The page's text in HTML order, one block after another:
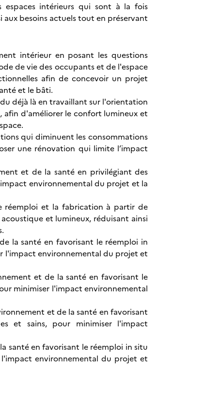
espaces intérieurs qui sont à la fois
besoins actuels tout en préservant
intérieur en posant les questions
de vie des occupants et de l'espace
afin de concevoir un projet
et le bâti.
déjà là en travaillant sur l'orientation
afin d'améliorer le confort lumineux et
qui diminuent les consommations
une rénovation qui limite l’impact
et de la santé en privilégiant des
environnemental du projet et la
réemploi et la fabrication à partir de
et lumineux, réduisant ainsi
la santé en favorisant le réemploi in
l'impact environnemental du projet et
et de la santé en favorisant le
minimiser l'impact environnemental
et de la santé en favorisant
et sains, pour minimiser l'impact
santé en favorisant le réemploi in situ
environnemental du projet et